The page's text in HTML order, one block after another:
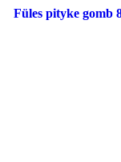
Füles pityke gomb